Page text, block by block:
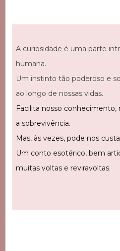
A curiosidade é uma parte
humana.
Um instinto tão poderoso e
ao longo de nossas vidas.
Facilita nosso
a sobrevivência.
Mas, às vezes, pode nos
Um conto esotérico, bem
muitas voltas e reviravoltas.